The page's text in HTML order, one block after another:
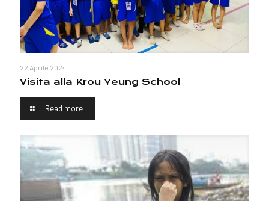
22 Aprile 2024
Visita alla Krou Yeung School
Read more